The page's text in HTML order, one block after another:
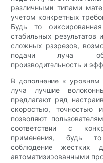
различными типами
учетом конкретных
Будь то
стабильных результатов
сложных разрезов,
подачи луча
производительность и
В дополнение к
луча лучшие
предлагают ряд
скоростью, точностью
позволяют
соответствии с
применения, будь то
соблюдение жестких
автоматизированными